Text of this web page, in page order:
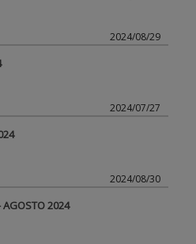
2024/08/29
2024/07/27
2024/08/30
AGOSTO 2024